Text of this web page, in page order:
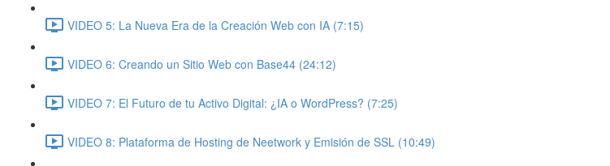
VIDEO 5: La Nueva Era de la Creación Web con IA (7:15)
VIDEO 6: Creando un Sitio Web con Base44 (24:12)
VIDEO 7: El Futuro de tu Activo Digital: ¿IA o WordPress? (7:25)
VIDEO 8: Plataforma de Hosting de Neetwork y Emisión de SSL (10:49)